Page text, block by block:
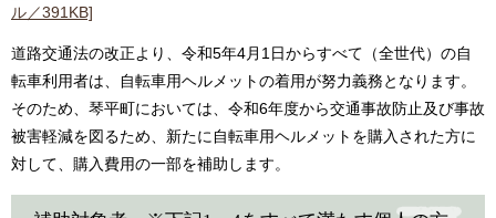
ル／391KB]
道路交通法の改正より、令和5年4月1日からすべて（全世代）の自
転車利用者は、自転車用ヘルメットの着用が努力義務となります。
そのため、琴平町においては、令和6年度から交通事故防止及び事故
被害軽減を図るため、新たに自転車用ヘルメットを購入された方に
対して、購入費用の一部を補助します。